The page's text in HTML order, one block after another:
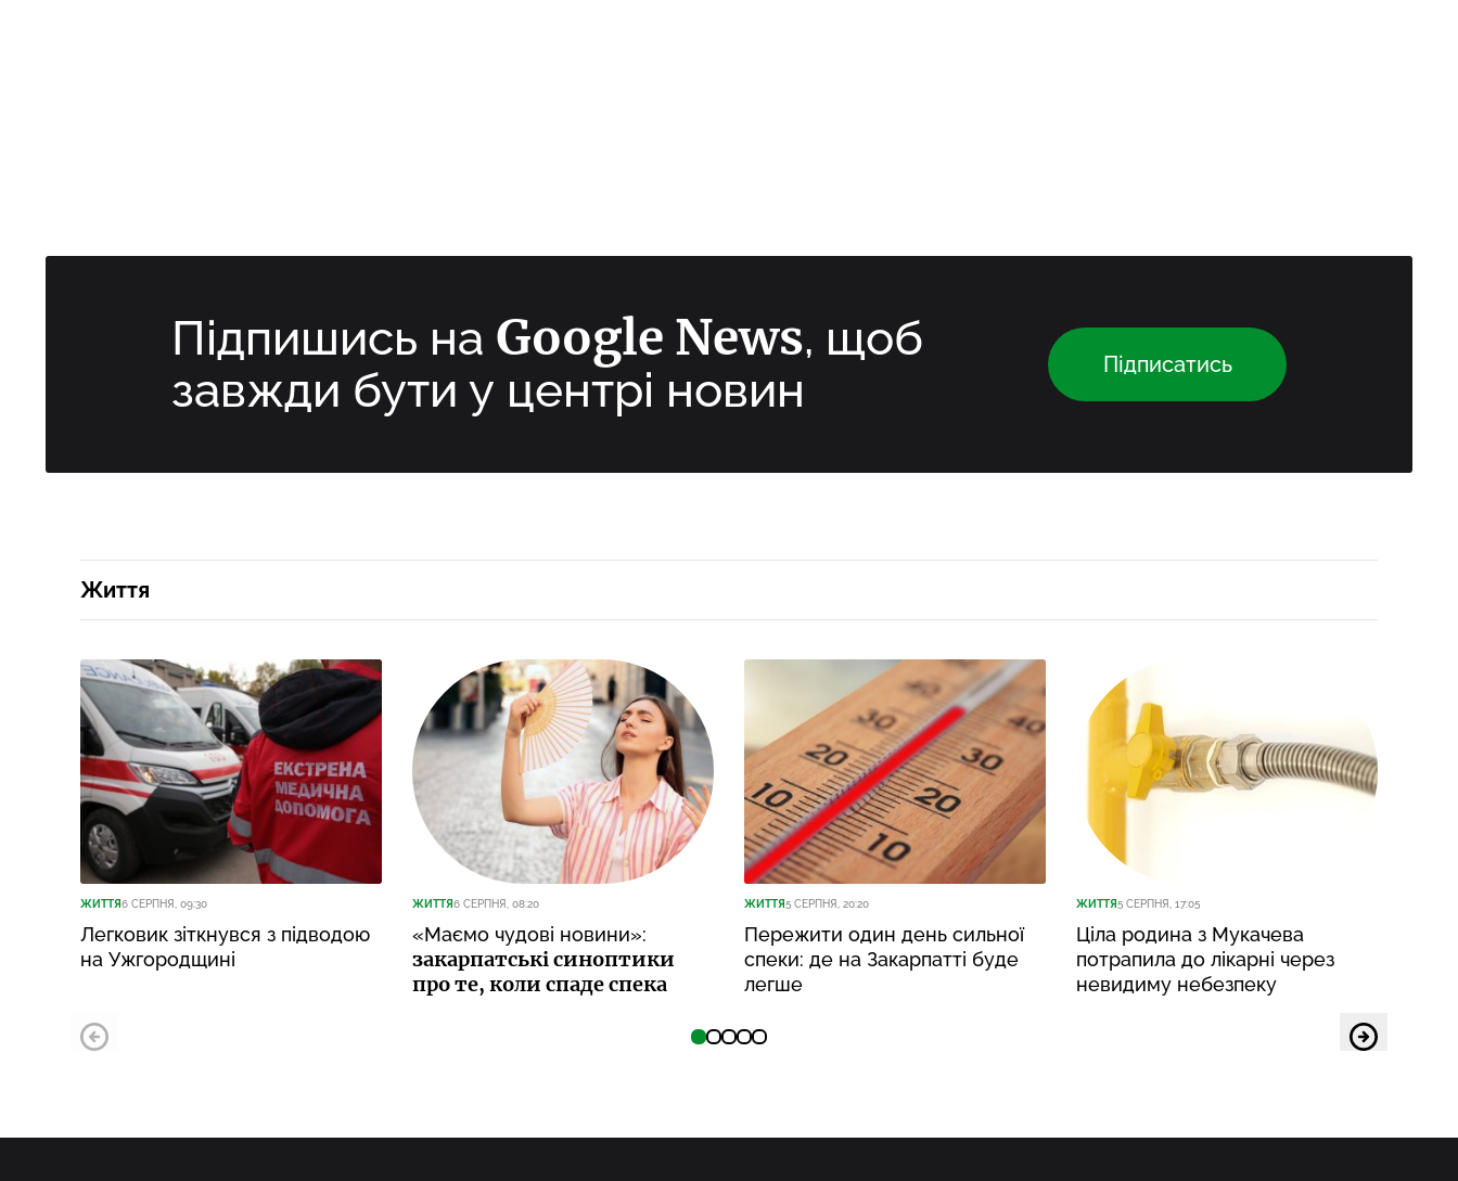
Підпишись на Google News, щоб
завжди бути у центрі новин
Підписатись
Життя
ЖИТТЯ6 СЕРПНЯ, 09:30
Легковик зіткнувся з підводою
на Ужгородщині
ЖИТТЯ6 СЕРПНЯ, 08:20
«Маємо чудові новини»:
закарпатські синоптики
про те, коли спаде спека
ЖИТТЯ5 СЕРПНЯ, 20:20
Пережити один день сильної
спеки: де на Закарпатті буде
легше
ЖИТТЯ5 СЕРПНЯ, 17:05
Ціла родина з Мукачева
потрапила до лікарні через
невидиму небезпеку